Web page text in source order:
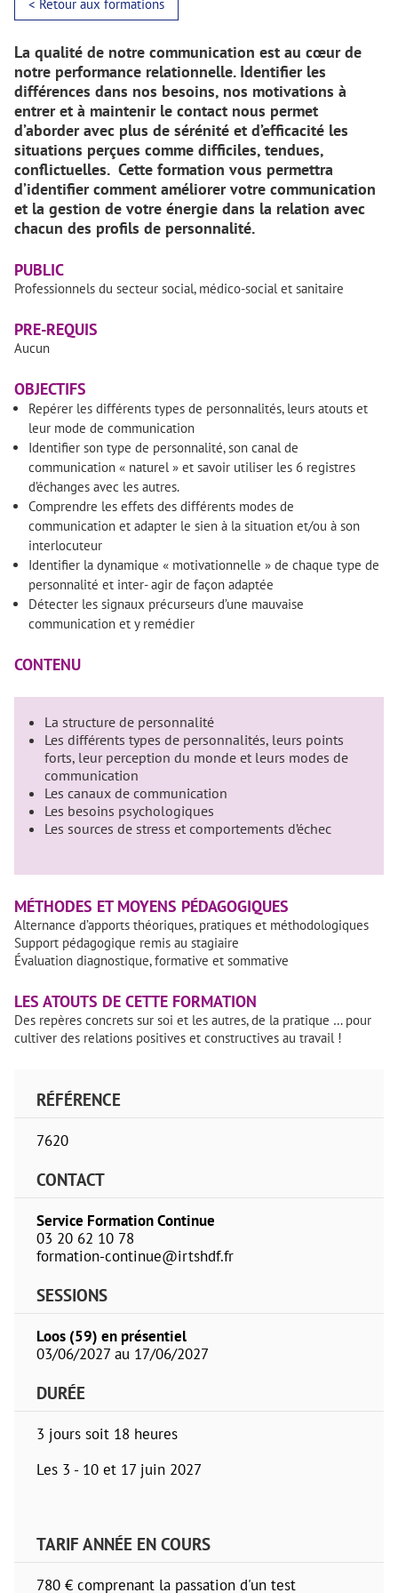
< Retour aux formations
La qualité de notre communication est au cœur de
notre performance relationnelle. Identifier les
différences dans nos besoins, nos motivations à
entrer et à maintenir le contact nous permet
d’aborder avec plus de sérénité et d’efficacité les
situations perçues comme difficiles, tendues,
conflictuelles. Cette formation vous permettra
d’identifier comment améliorer votre communication
et la gestion de votre énergie dans la relation avec
chacun des profils de personnalité.
PUBLIC
Professionnels du secteur social, médico-social et sanitaire
PRE-REQUIS
Aucun
OBJECTIFS
Repérer les différents types de personnalités, leurs atouts et
leur mode de communication
Identifier son type de personnalité, son canal de
communication « naturel » et savoir utiliser les 6 registres
d’échanges avec les autres.
Comprendre les effets des différents modes de
communication et adapter le sien à la situation et/ou à son
interlocuteur
Identifier la dynamique « motivationnelle » de chaque type de
personnalité et inter- agir de façon adaptée
Détecter les signaux précurseurs d’une mauvaise
communication et y remédier
CONTENU
La structure de personnalité
Les différents types de personnalités, leurs points
forts, leur perception du monde et leurs modes de
communication
Les canaux de communication
Les besoins psychologiques
Les sources de stress et comportements d’échec
MÉTHODES ET MOYENS PÉDAGOGIQUES
Alternance d’apports théoriques, pratiques et méthodologiques
Support pédagogique remis au stagiaire
Évaluation diagnostique, formative et sommative
LES ATOUTS DE CETTE FORMATION
Des repères concrets sur soi et les autres, de la pratique … pour
cultiver des relations positives et constructives au travail !
RÉFÉRENCE
7620
CONTACT
Service Formation Continue
03 20 62 10 78
formation-continue@irtshdf.fr
SESSIONS
Loos (59) en présentiel
03/06/2027 au 17/06/2027
DURÉE
3 jours soit 18 heures
Les 3 - 10 et 17 juin 2027
TARIF ANNÉE EN COURS
780 € comprenant la passation d'un test